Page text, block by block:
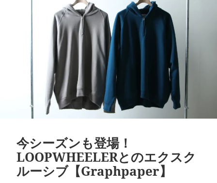
今シーズンも登場！
LOOPWHEELERとのエクスク
ルーシブ【Graphpaper】